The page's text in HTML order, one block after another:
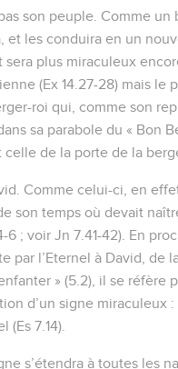
son peuple. Comme
et les conduira en un
sera plus miraculeux
(Ex 14.27-28) mais le
roi qui, comme son
sa parabole du « Bon
de la porte de la
Comme celui-ci, en
son temps où devait
; voir Jn 7.41-42). En
par l’Eternel à David, de
» (5.2), il se réfère
d’un signe
(Es 7.14).
s’étendra à toutes les